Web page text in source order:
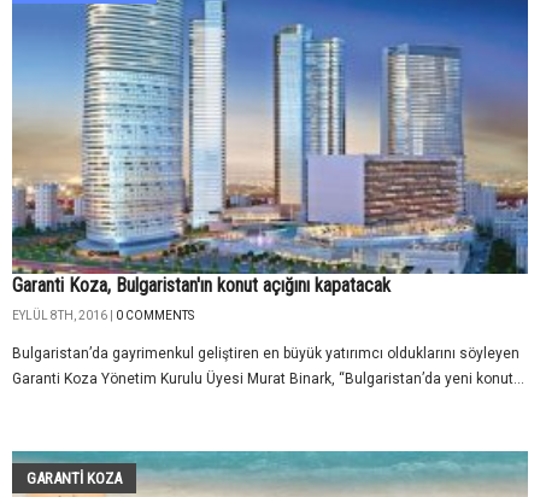
Garanti Koza, Bulgaristan'ın konut açığını kapatacak
EYLÜL 8TH, 2016 | 0 COMMENTS
Bulgaristan’da gayrimenkul geliştiren en büyük yatırımcı olduklarını söyleyen
Garanti Koza Yönetim Kurulu Üyesi Murat Binark, “Bulgaristan’da yeni konut...
GARANTI KOZA